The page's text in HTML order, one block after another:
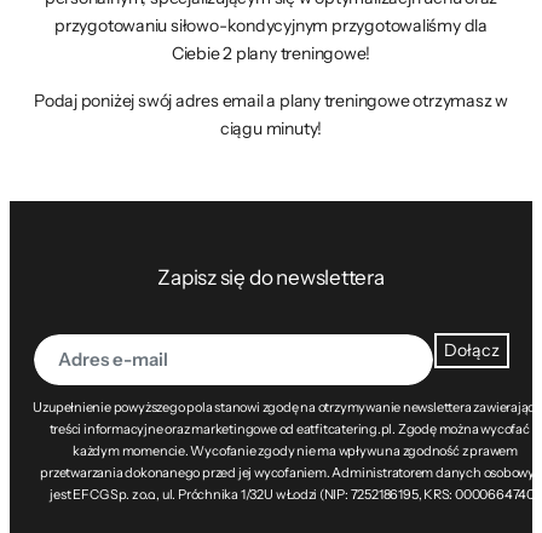
przygotowaniu siłowo-kondycyjnym przygotowaliśmy dla
Ciebie 2 plany treningowe!
Podaj poniżej swój adres email a plany treningowe otrzymasz w
ciągu minuty!
Zapisz się do newslettera
Uzupełnienie powyższego pola stanowi zgodę na otrzymywanie newslettera
treści informacyjne oraz marketingowe od eatfitcatering.pl. Zgodę można wycofać w
każdym momencie. Wycofanie zgody nie ma wpływu na zgodność z prawem
przetwarzania dokonanego przed jej wycofaniem. Administratorem danych
jest EFCG Sp. z o.o., ul. Próchnika 1/32U w Łodzi (NIP: 7252186195, KRS: 0000664740).
Dołącz